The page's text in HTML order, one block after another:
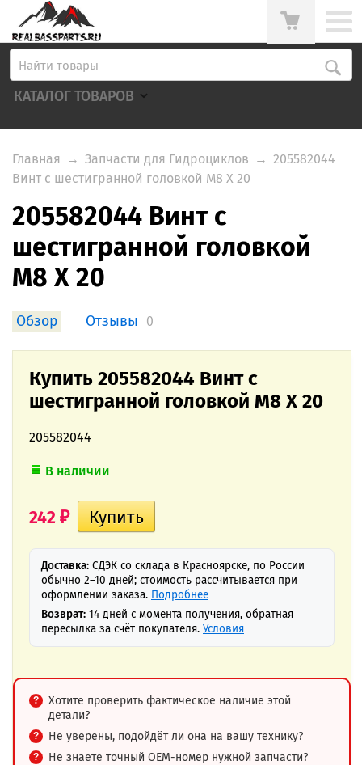
КАТАЛОГ ТОВАРОВ
Главная → Запчасти для Гидроциклов → 205582044
Винт с шестигранной головкой M8 X 20
205582044 Винт с
шестигранной головкой
M8 X 20
Обзор Отзывы 0
Купить 205582044 Винт с
шестигранной головкой M8 X 20
205582044
В наличии
242 ₽
Доставка: СДЭК со склада в Красноярске, по России
обычно 2–10 дней; стоимость рассчитывается при
оформлении заказа. Подробнее
Возврат: 14 дней с момента получения, обратная
пересылка за счёт покупателя. Условия
Хотите проверить фактическое наличие этой
детали?
Не уверены, подойдёт ли она на вашу технику?
Не знаете точный OEM-номер нужной запчасти?